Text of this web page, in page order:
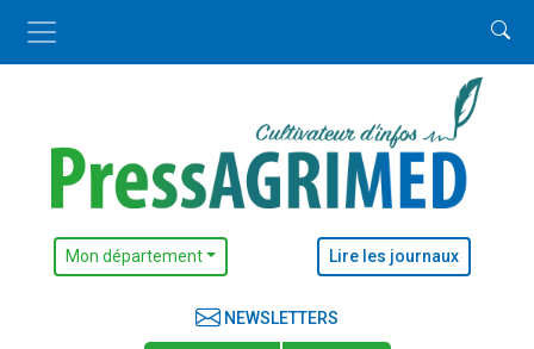
Mon département Lire les journaux
NEWSLETTERS